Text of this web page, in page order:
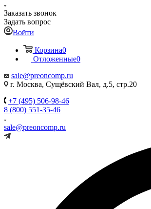
Заказать звонок
Задать вопрос
Войти
Корзина0
Отложенные0
sale@preoncomp.ru
г. Москва, Сущёвский Вал, д.5, стр.20
+7 (495) 506-98-46
8 (800) 551-35-46
sale@preoncomp.ru